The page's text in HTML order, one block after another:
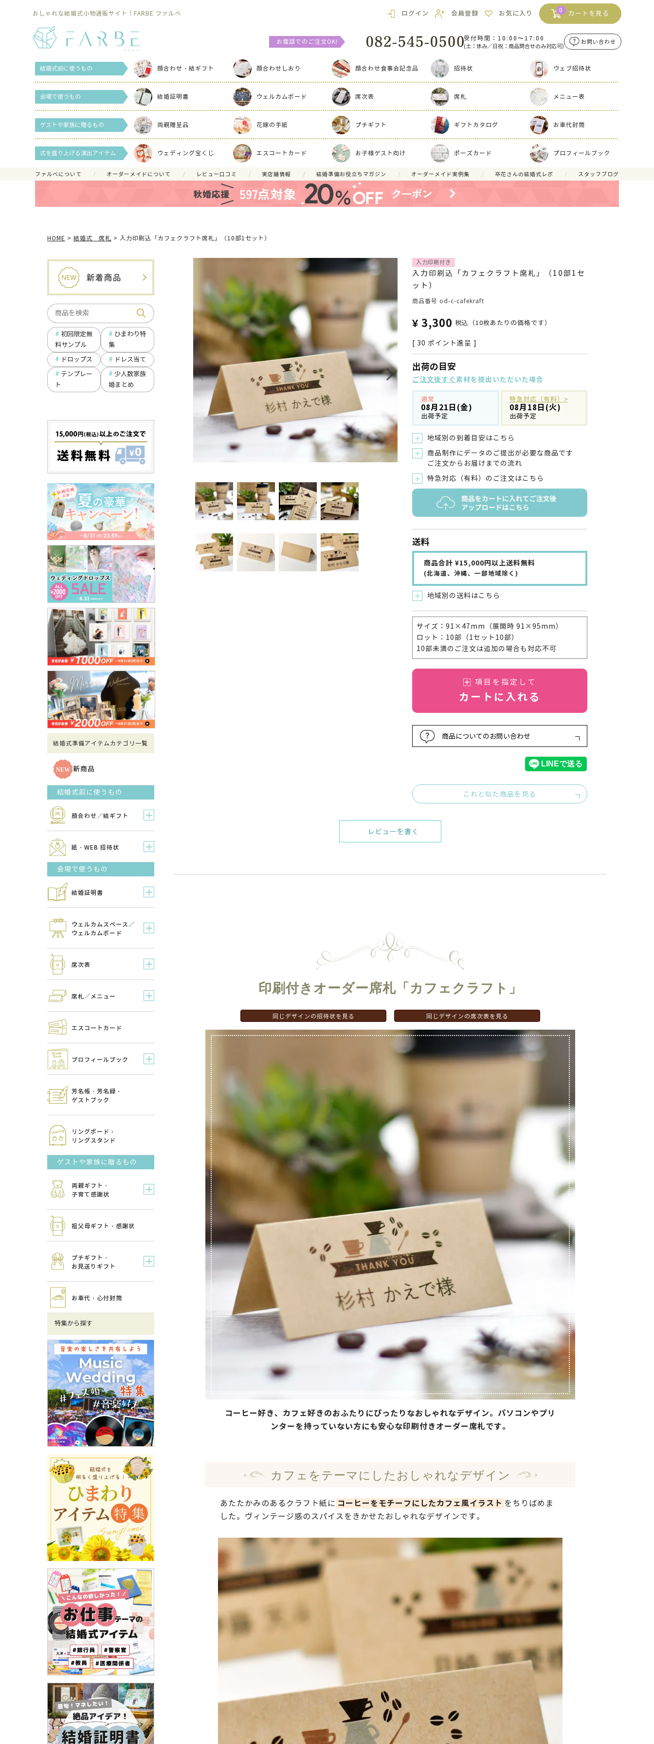
おしゃれな結婚式小物通販サイト｜FARBE ファルベ ログイン 会員登録 お気に入り 0 カートを見る
お電話でのご注文OK! 受付時間：10:00〜17:00
(土：休み／日祝：商品問合せのみ対応可)
お問い合わせ
結婚式前に使うもの 顔合わせ・結ギフト 顔合わせしおり 顔合わせ食事会記念品 招待状 ウェブ招待状
会場で使うもの 結婚証明書 ウェルカムボード 席次表 席札 メニュー表
ゲストや家族に贈るもの 両親贈呈品 花嫁の手紙 プチギフト ギフトカタログ お車代封筒
式を盛り上げる演出アイテム ウェディング宝くじ エスコートカード お子様ゲスト向け ポーズカード プロフィールブック
ファルべについて オーダーメイドについて レビュー口コミ 実店舗情報 結婚準備お役立ちマガジン オーダーメイド実例集 卒花さんの結婚式レポ スタッフブログ
HOME 結婚式 席札 入力印刷込「カフェクラフト席札」（10部1セット）
初回限定無
料サンプル
ひまわり特
集
ドロップス
ドレス当て
テンプレー
ト
少人数家族
婚まとめ
結婚式準備アイテムカテゴリ一覧
新商品
結婚式前に使うもの
顔合わせ／結ギフト
紙・WEB 招待状
会場で使うもの
結婚証明書
ウェルカムスペース／
ウェルカムボード
席次表
席札／メニュー
エスコートカード
プロフィールブック
芳名帳・芳名録・
ゲストブック
リングボード・
リングスタンド
ゲストや家族に贈るもの
両親ギフト・
子育て感謝状
祖父母ギフト・感謝状
プチギフト・
お見送りギフト
お車代・心付封筒
特集から探す
入力印刷付き
入力印刷込「カフェクラフト席札」（10部1セ
ット）
商品番号 od-c-cafekraft
¥ 3,300 税込 （10枚あたりの価格です）
[ 30 ポイント進呈 ]
出荷の目安
ご注文後すぐ素材を提出いただいた場合
通常
08月21日(金)
出荷予定
特急対応（有料）>
08月18日(火)
出荷予定
＋
地域別の到着目安はこちら
＋
商品制作にデータのご提出が必要な商品です
ご注文からお届けまでの流れ
＋
特急対応（有料）のご注文はこちら
送料
商品合計 ¥15,000円以上送料無料
(北海道、沖縄、一部地域除く)
＋ 地域別の送料はこちら
サイズ：91×47mm（展開時 91×95mm）
ロット：10部（1セット10部）
10部未満のご注文は追加の場合も対応不可
項目を指定して
カートに入れる
商品についてのお問い合わせ
これと似た商品を見る
レビューを書く
印刷付きオーダー席札 「カフェクラフト」
同じデザインの招待状を見る 同じデザインの席次表を見る
コーヒー好き、カフェ好きのおふたりにぴったりなおしゃれなデザイン。パソコンやプリ
ンターを持っていない方にも安心な印刷付きオーダー席札です。
カフェをテーマにした おしゃれなデザイン
あたたかみのあるクラフト紙に コーヒーをモチーフにしたカフェ風イラスト をちりばめま
した。ヴィンテージ感のスパイスをきかせたおしゃれなデザインです。